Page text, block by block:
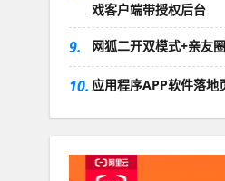
戏客户端带授权后台
9. 网狐二开双模式+亲友
10. 应用程序APP软件落